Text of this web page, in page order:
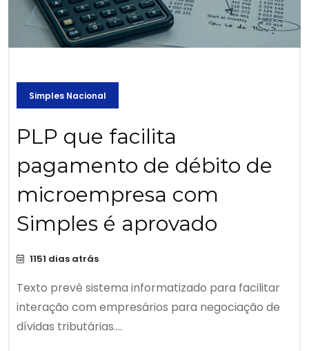
Simples Nacional
PLP que facilita
pagamento de débito de
microempresa com
Simples é aprovado
1151 dias atrás
Texto prevê sistema informatizado para facilitar
interação com empresários para negociação de
dívidas tributárias....